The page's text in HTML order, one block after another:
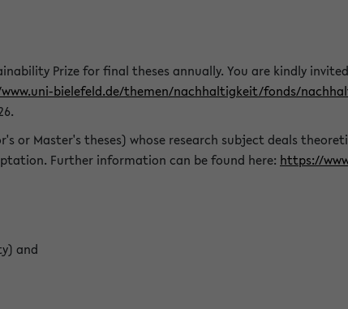
Prize for final theses annually. You are kindly
bielefeld.de/themen/nachhaltigkeit/fonds/
or Master's theses) whose research subject deals
Further information can be found here: https://
and